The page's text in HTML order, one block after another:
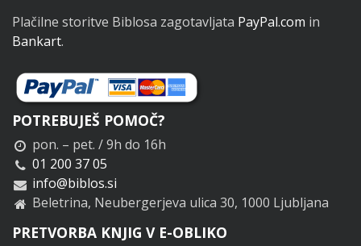
Plačilne storitve Biblosa zagotavljata PayPal.com in
Bankart.
POTREBUJEŠ POMOČ?
pon. – pet. / 9h do 16h
01 200 37 05
info@biblos.si
Beletrina, Neubergerjeva ulica 30, 1000 Ljubljana
PRETVORBA KNJIG V E-OBLIKO